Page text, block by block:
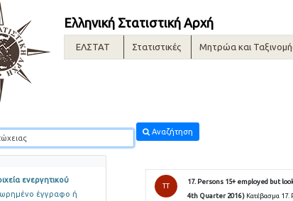
Ελληνική Στατιστική Αρχή
ΕΛΣΤΑΤ Στατιστικές Μητρώα και
Αναζήτηση
ενεργητικού
έγγραφο ή
TT
17. Persons 15+ employed but
4th Quarter 2016 ) Κατέβασμα